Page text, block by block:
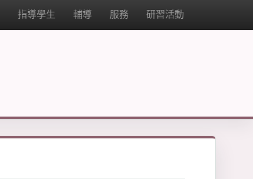
指導學生 輔導 服務 研習活動